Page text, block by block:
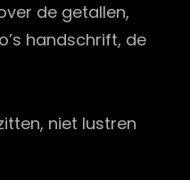
de getallen,
handschrift, de
niet lustren